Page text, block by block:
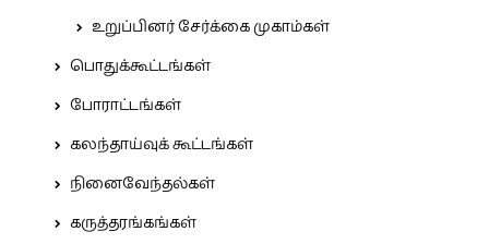
உறுப்பினர் சேர்க்கை முகாம்கள்
பொதுக்கூட்டங்கள்
போராட்டங்கள்
கலந்தாய்வுக் கூட்டங்கள்
நினைவேந்தல்கள்
கருத்தரங்கங்கள்